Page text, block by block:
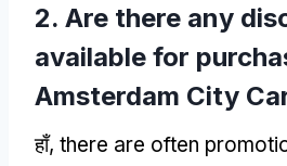
2. Are there any
available for
Amsterdam City
हाँ, there are often